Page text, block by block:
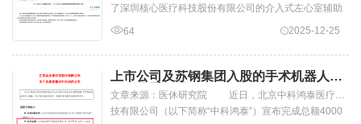
了深圳核心医疗科技股份有限公司的介入式左心室辅助
设备、介入式左心室辅助导管泵套件...
64 2025-12-25
上市公司及苏钢集团入股的手术机器人公
司，你看好吗？
文章来源：医休研究院 近日，北京中科鸿泰医疗科
技有限公司（以下简称“中科鸿泰”）宣布完成总额4000